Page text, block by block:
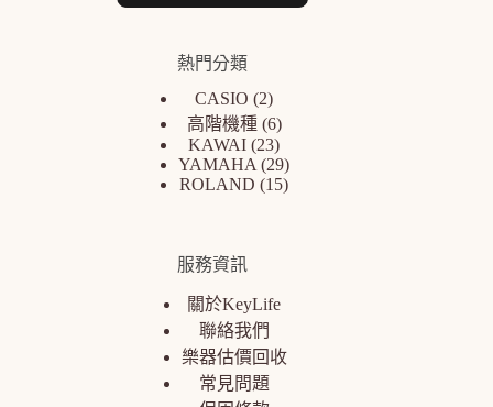
熱門分類
CASIO
2
高階機種 6
KAWAI 23
YAMAHA
29
ROLAND
15
服務資訊
關於KeyLife
聯絡我們
樂器估價回收
常見問題